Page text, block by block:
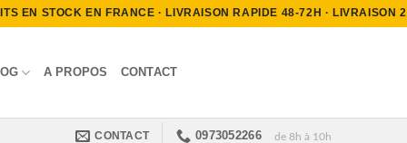
EN STOCK EN FRANCE · LIVRAISON RAPIDE 48-72H · LIVRAISON
A PROPOS CONTACT
CONTACT 0973052266 de 8h à 10h